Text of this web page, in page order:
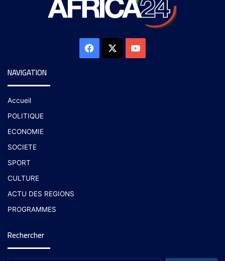
NAVIGATION
Accueil
POLITIQUE
ECONOMIE
SOCIETE
SPORT
CULTURE
ACTU DES REGIONS
PROGRAMMES
Rechercher